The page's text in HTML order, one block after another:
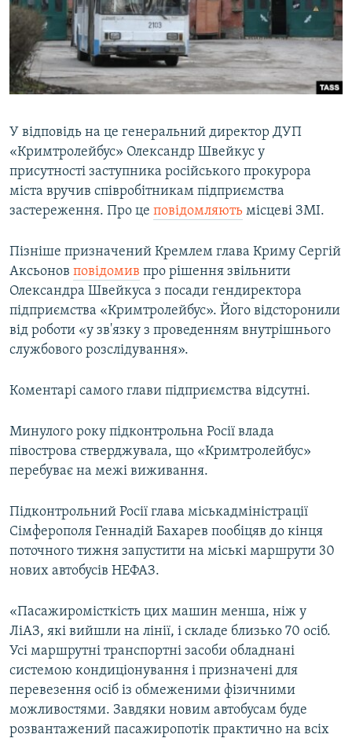
У відповідь на це генеральний директор ДУП
«Кримтролейбус» Олександр Швейкус у
присутності заступника російського прокурора
міста вручив співробітникам підприємства
застереження. Про це повідомляють місцеві ЗМІ.
Пізніше призначений Кремлем глава Криму Сергій
Аксьонов повідомив про рішення звільнити
Олександра Швейкуса з посади гендиректора
підприємства «Кримтролейбус». Його відсторонили
від роботи «у зв'язку з проведенням внутрішнього
службового розслідування».
Коментарі самого глави підприємства відсутні.
Минулого року підконтрольна Росії влада
півострова стверджувала, що «Кримтролейбус»
перебуває на межі виживання.
Підконтрольний Росії глава міськадміністрації
Сімферополя Геннадій Бахарев пообіцяв до кінця
поточного тижня запустити на міські маршрути 30
нових автобусів НЕФАЗ.
«Пасажиромісткість цих машин менша, ніж у
ЛіАЗ, які вийшли на лінії, і складе близько 70 осіб.
Усі маршрутні транспортні засоби обладнані
системою кондиціонування і призначені для
перевезення осіб із обмеженими фізичними
можливостями. Завдяки новим автобусам буде
розвантажений пасажиропотік практично на всіх